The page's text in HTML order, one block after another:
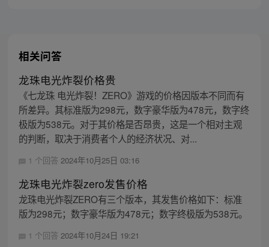
相关问答
龙珠电光炸裂价格贵
《七龙珠 电光炸裂！ZERO》游戏的价格因版本不同而有
所差异。其标准版为298元，数字豪华版为478元，数字终
极版为538元。对于其价格是否昂贵，这是一个相对主观
的判断，取决于消费者个人的经济状况、对...
1 个回答 2024年10月25日 03:16
龙珠电光炸裂zero发售价格
龙珠电光炸裂ZERO有三个版本，其发售价格如下：标准
版为298元；数字豪华版为478元；数字终极版为538元。
1 个回答 2024年10月24日 19:21